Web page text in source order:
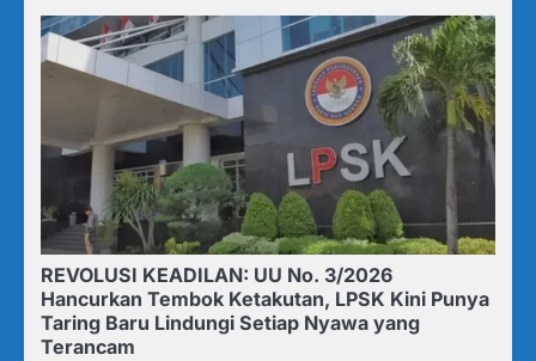
REVOLUSI KEADILAN: UU No. 3/2026
Hancurkan Tembok Ketakutan, LPSK Kini Punya
Taring Baru Lindungi Setiap Nyawa yang
Terancam